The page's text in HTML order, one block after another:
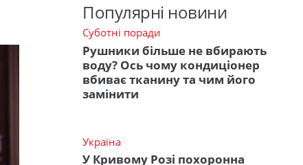
Популярні новини
Суботні поради
Рушники більше не вбирають
воду? Ось чому кондиціонер
вбиває тканину та чим його
замінити
Україна
У Кривому Розі похоронна